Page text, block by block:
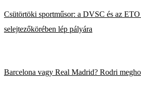
Csütörtöki sportműsor: a DVSC és az
selejtezőkörében lép pályára
Barcelona vagy Real Madrid? Rodri